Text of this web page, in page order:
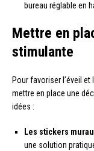
bureau réglable en
Mettre en
stimulante
Pour favoriser l’éveil
mettre en place une
idées :
Les stickers
une solution